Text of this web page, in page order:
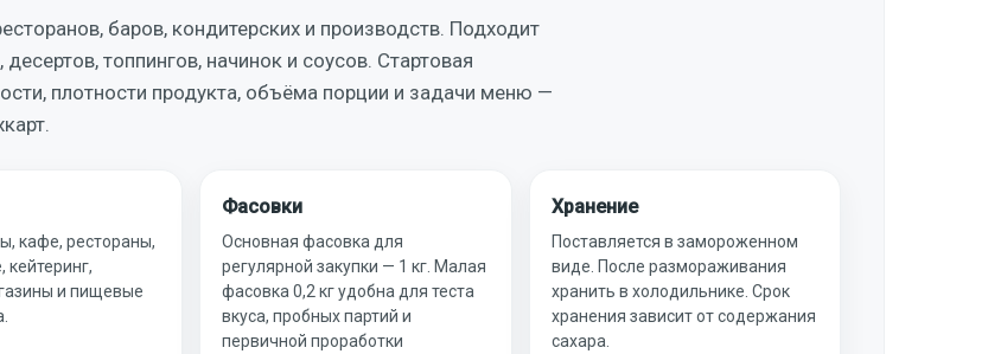
баров, кондитерских и производств. Подходит
топпингов, начинок и соусов. Стартовая
плотности продукта, объёма порции и задачи меню —
кафе, рестораны,
кейтеринг,
и пищевые
Фасовки
Основная фасовка для
регулярной закупки — 1 кг. Малая
фасовка 0,2 кг удобна для теста
вкуса, пробных партий и
первичной проработки
Хранение
Поставляется в замороженном
виде. После размораживания
хранить в холодильнике. Срок
хранения зависит от содержания
сахара.